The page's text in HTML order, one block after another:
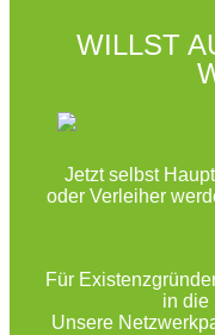
WILLST
Jetzt selbst
oder Verleiher
Für
in die
Unsere